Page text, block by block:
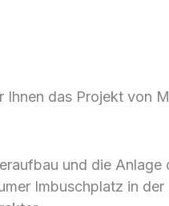
Ihnen das Projekt von
und die
Imbuschplatz in